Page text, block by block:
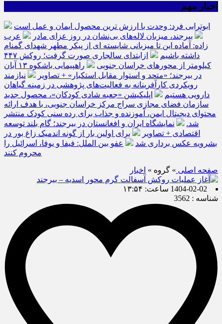
اخبار مهم
ابوترابی فرد: وحدت با ارزش ترین محصول ایمان و عمل است
بیرجند، میزبان لاله‌های بی‌نشان در روز عزای مادر
عرب
زاده: آماده این تا میزبانی شایسته ای از پیکر مطهر شهدای گمنام
داشته باشیم
ازابتدای سالجاری صورت گرفت؛ روکش ۴۴۷
کیلومتر از محورهای خراسان جنوبی
راهپیمایی باشکوه ۱۳ آبان
در بیرجند؛ «متحد و استوار مقابل استکبار» + تصاویر
نیازمند
رویکردی کارآفرینانه به فعالیت‌های پژوهشی در زمینه گیاهان
دارویی هستیم
اپلیکیشن «جعبه شادی کودکان»، محصول جدید
سازمان فضای مجازی سراج مرکز خراسان جنوبی، با هدف ارائه
محتوای دیجیتال ایمن، آموزنده و جذاب برای رده سنی کودک منتشر
شد.
نمایشگاه ایران و افغانستان در بیرجند؛ گام بلند توسعه
اقتصادی + تصاویر
برای اولین بار از گونه اندمیک زاغ بور در
بشرویه عکس برداری شد
عفو بین الملل: فیفا و یوفا، اسرائیل را
محروم کنند
صفحه اصلی » گروه » اخبار
1404-02-02 ساعت: ۱۳:۵۴
شناسه : 3562